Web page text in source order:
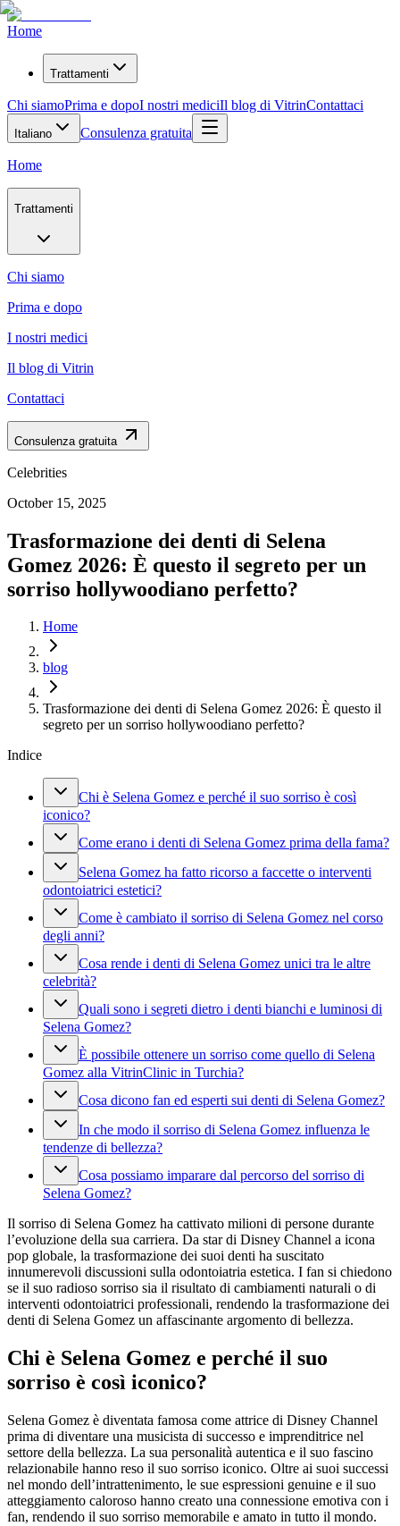
Home
Trattamenti
Chi siamoPrima e dopoI nostri mediciIl blog di VitrinContattaci
Italiano Consulenza gratuita
Home
Trattamenti
Chi siamo
Prima e dopo
I nostri medici
Il blog di Vitrin
Contattaci
Consulenza gratuita
Celebrities
October 15, 2025
Trasformazione dei denti di Selena
Gomez 2026: È questo il segreto per un
sorriso hollywoodiano perfetto?
Home
blog
Trasformazione dei denti di Selena Gomez 2026: È questo il
segreto per un sorriso hollywoodiano perfetto?
Indice
Chi è Selena Gomez e perché il suo sorriso è così
iconico?
Come erano i denti di Selena Gomez prima della fama?
Selena Gomez ha fatto ricorso a faccette o interventi
odontoiatrici estetici?
Come è cambiato il sorriso di Selena Gomez nel corso
degli anni?
Cosa rende i denti di Selena Gomez unici tra le altre
celebrità?
Quali sono i segreti dietro i denti bianchi e luminosi di
Selena Gomez?
È possibile ottenere un sorriso come quello di Selena
Gomez alla VitrinClinic in Turchia?
Cosa dicono fan ed esperti sui denti di Selena Gomez?
In che modo il sorriso di Selena Gomez influenza le
tendenze di bellezza?
Cosa possiamo imparare dal percorso del sorriso di
Selena Gomez?
Il sorriso di Selena Gomez ha cattivato milioni di persone durante
l’evoluzione della sua carriera. Da star di Disney Channel a icona
pop globale, la trasformazione dei suoi denti ha suscitato
innumerevoli discussioni sulla odontoiatria estetica. I fan si chiedono
se il suo radioso sorriso sia il risultato di cambiamenti naturali o di
interventi odontoiatrici professionali, rendendo la trasformazione dei
denti di Selena Gomez un affascinante argomento di bellezza.
Chi è Selena Gomez e perché il suo
sorriso è così iconico?
Selena Gomez è diventata famosa come attrice di Disney Channel
prima di diventare una musicista di successo e imprenditrice nel
settore della bellezza. La sua personalità autentica e il suo fascino
relazionabile hanno reso il suo sorriso iconico. Oltre ai suoi successi
nel mondo dell’intrattenimento, le sue espressioni genuine e il suo
atteggiamento caloroso hanno creato una connessione emotiva con i
fan, rendendo il suo sorriso memorabile e amato in tutto il mondo.